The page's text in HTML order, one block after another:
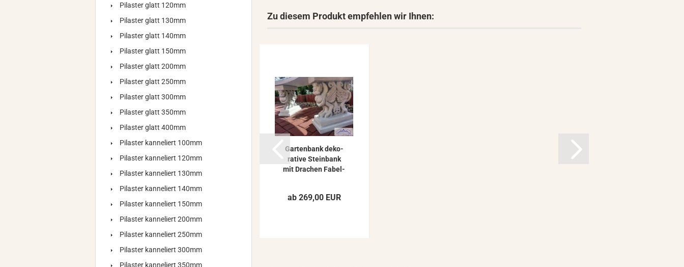
Zu diesem Produkt empfehlen wir Ihnen:
Gar­ten­bank de­ko­
ra­ti­ve Stein­bank
mit Dra­chen Fa­bel­
ab 269,00 EUR
Pilaster glatt 120mm
Pilaster glatt 130mm
Pilaster glatt 140mm
Pilaster glatt 150mm
Pilaster glatt 200mm
Pilaster glatt 250mm
Pilaster glatt 300mm
Pilaster glatt 350mm
Pilaster glatt 400mm
Pilaster kanneliert 100mm
Pilaster kanneliert 120mm
Pilaster kanneliert 130mm
Pilaster kanneliert 140mm
Pilaster kanneliert 150mm
Pilaster kanneliert 200mm
Pilaster kanneliert 250mm
Pilaster kanneliert 300mm
Pilaster kanneliert 350mm